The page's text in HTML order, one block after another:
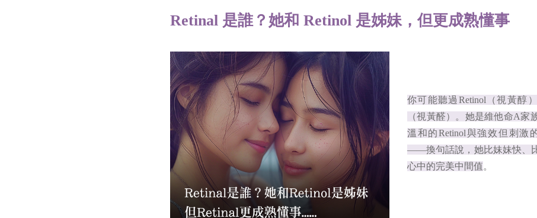
Retinal 是誰？她和 Retinol 是姊妹，但更成熟懂事
你可能聽過Retinol（視黃醇
（視黃醛）。她是維他命A家
溫和的Retinol與強效但刺激
——換句話說，她比妹妹快、
心中的完美中間值。